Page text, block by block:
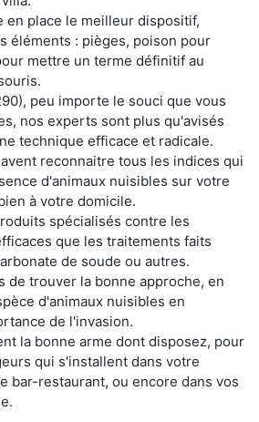
en place le meilleur dispositif,
éléments : pièges, poison pour
mettre un terme définitif au
peu importe le souci que vous
nos experts sont plus qu'avisés
technique efficace et radicale.
reconnaitre tous les indices qui
d'animaux nuisibles sur votre
à votre domicile.
spécialisés contre les
que les traitements faits
de soude ou autres.
de trouver la bonne approche, en
d'animaux nuisibles en
de l'invasion.
la bonne arme dont disposez, pour
qui s'installent dans votre
bar-restaurant, ou encore dans vos